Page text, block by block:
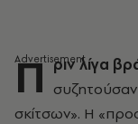
Π ριν λίγα
σκίτσων». H